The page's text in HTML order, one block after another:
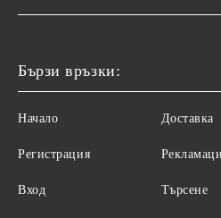
Бързи връзки:
Начало
Регистрация
Вход
Доставка
Търсене